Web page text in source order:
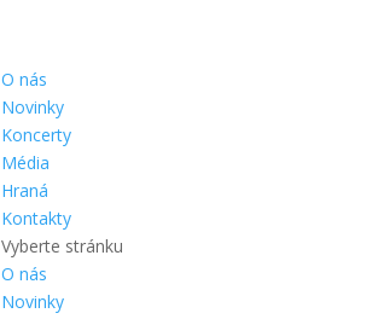
O nás
Novinky
Koncerty
Média
Hraná
Kontakty
Vyberte stránku
O nás
Novinky